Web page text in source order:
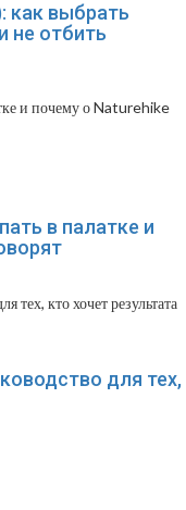
как выбрать
не отбить
в палатке и
для тех,